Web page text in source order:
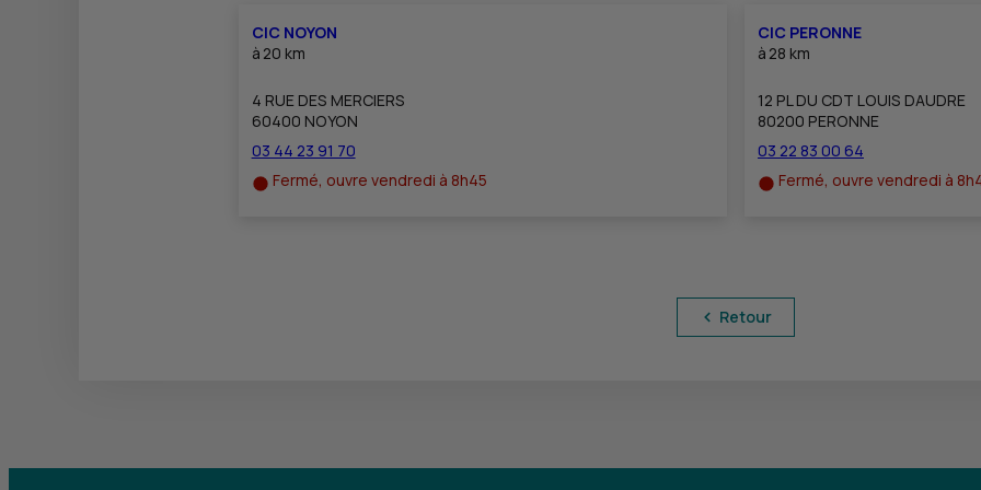
CIC NOYON
à 20 km
4 RUE DES MERCIERS
60400 NOYON
03 44 23 91 70
Fermé, ouvre vendredi à 8h45
CIC PERONNE
à 28 km
12 PL DU CDT LOUIS DAUDRE
80200 PERONNE
03 22 83 00 64
Fermé, ouvre vendredi à
Retour